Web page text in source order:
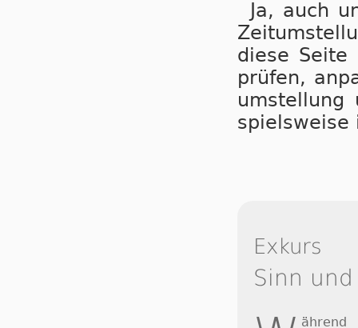
Ja, auch
die­se Sei­te
prü­fen,
um­stel­lung
spiels­wei­se
Exkurs
Sinn
ährend